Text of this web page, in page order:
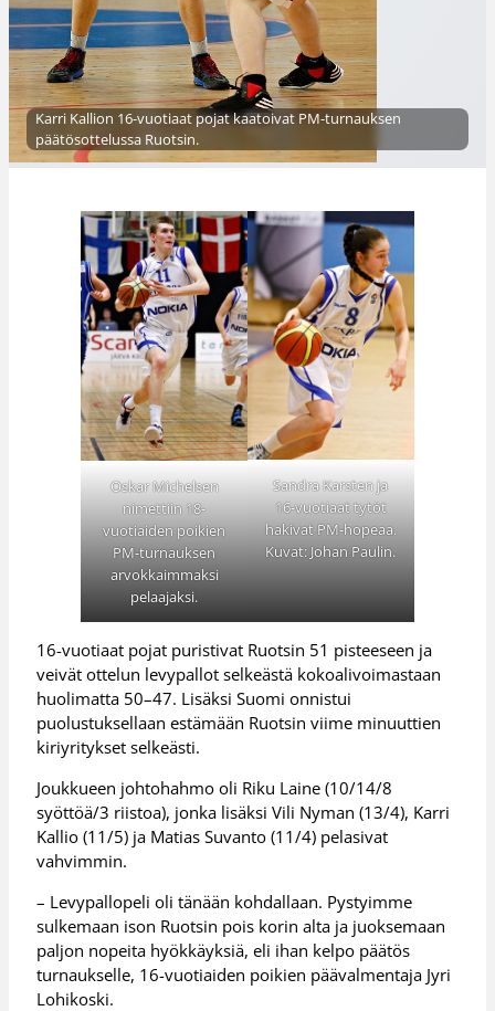
Karri Kallion 16-vuotiaat pojat kaatoivat PM-turnauksen
päätösottelussa Ruotsin.
Oskar Michelsen
nimettiin 18-
vuotiaiden poikien
PM-turnauksen
arvokkaimmaksi
pelaajaksi.
Sandra Karsten ja
16-vuotiaat tytöt
hakivat PM-hopeaa.
Kuvat: Johan Paulin.
16-vuotiaat pojat puristivat Ruotsin 51 pisteeseen ja
veivät ottelun levypallot selkeästä kokoalivoimastaan
huolimatta 50–47. Lisäksi Suomi onnistui
puolustuksellaan estämään Ruotsin viime minuuttien
kiriyritykset selkeästi.
Joukkueen johtohahmo oli Riku Laine (10/14/8
syöttöä/3 riistoa), jonka lisäksi Vili Nyman (13/4), Karri
Kallio (11/5) ja Matias Suvanto (11/4) pelasivat
vahvimmin.
– Levypallopeli oli tänään kohdallaan. Pystyimme
sulkemaan ison Ruotsin pois korin alta ja juoksemaan
paljon nopeita hyökkäyksiä, eli ihan kelpo päätös
turnaukselle, 16-vuotiaiden poikien päävalmentaja Jyri
Lohikoski.